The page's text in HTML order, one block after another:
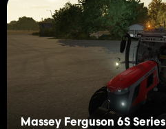
Massey Ferguson 6S Series